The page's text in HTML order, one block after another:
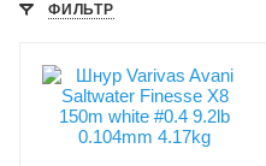
ФИЛЬТР
Модель шнура, лески
Avani Saltwater
Finesse X8